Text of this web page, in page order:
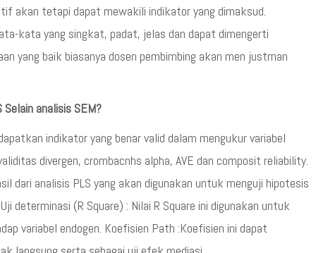
akan tetapi dapat mewakili indikator yang dimaksud.
kata yang singkat, padat, jelas dan dapat dimengerti
yang baik biasanya dosen pembimbing akan men justman
analisis SEM?
indikator yang benar valid dalam mengukur variabel
divergen, crombacnhs alpha, AVE dan composit reliability.
dari analisis PLS yang akan digunakan untuk menguji hipotesis
determinasi (R Square) : Nilai R Square ini digunakan untuk
variabel endogen. Koefisien Path :Koefisien ini dapat